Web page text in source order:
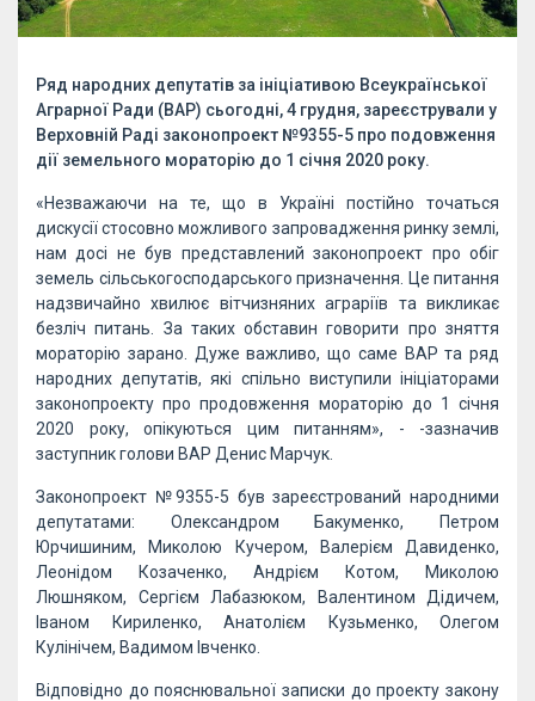
Ряд народних депутатів за ініціативою Всеукраїнської
Аграрної Ради (ВАР) сьогодні, 4 грудня, зареєстрували у
Верховній Раді законопроект №9355-5 про подовження
дії земельного мораторію до 1 січня 2020 року.
«Незважаючи на те, що в Україні постійно точаться
дискусії стосовно можливого запровадження ринку землі,
нам досі не був представлений законопроект про обіг
земель сільськогосподарського призначення. Це питання
надзвичайно хвилює вітчизняних аграріїв та викликає
безліч питань. За таких обставин говорити про зняття
мораторію зарано. Дуже важливо, що саме ВАР та ряд
народних депутатів, які спільно виступили ініціаторами
законопроекту про продовження мораторію до 1 січня
2020 року, опікуються цим питанням», - -зазначив
заступник голови ВАР Денис Марчук.
Законопроект №9355-5 був зареєстрований народними
депутатами: Олександром Бакуменко, Петром
Юрчишиним, Миколою Кучером, Валерієм Давиденко,
Леонідом Козаченко, Андрієм Котом, Миколою
Люшняком, Сергієм Лабазюком, Валентином Дідичем,
Іваном Кириленко, Анатолієм Кузьменко, Олегом
Кулінічем, Вадимом Івченко.
Відповідно до пояснювальної записки до проекту закону